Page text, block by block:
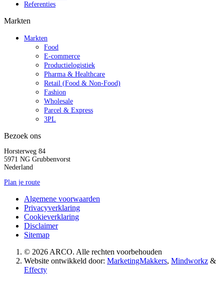
Referenties
Markten
Markten
Food
E-commerce
Productielogistiek
Pharma & Healthcare
Retail (Food & Non-Food)
Fashion
Wholesale
Parcel & Express
3PL
Bezoek ons
Horsterweg 84
5971 NG Grubbenvorst
Nederland
Plan je route
Algemene voorwaarden
Privacyverklaring
Cookieverklaring
Disclaimer
Sitemap
© 2026 ARCO. Alle rechten voorbehouden
Website ontwikkeld door: MarketingMakkers, Mindworkz &
Effecty